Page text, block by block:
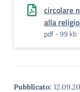
circolare
alla
pdf - 99 kb
Pubblicato: